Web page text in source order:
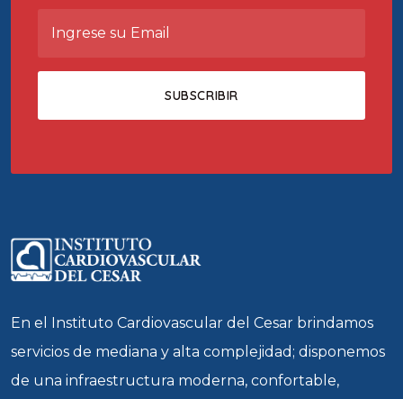
En el Instituto Cardiovascular del Cesar brindamos
servicios de mediana y alta complejidad; disponemos
de una infraestructura moderna, confortable,